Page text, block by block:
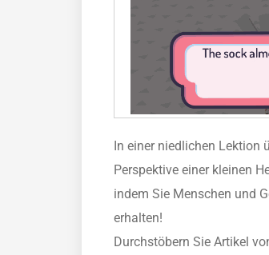
In einer niedlichen Lektion
Perspektive einer kleinen
indem Sie Menschen und
erhalten!
Durchstöbern Sie Artikel